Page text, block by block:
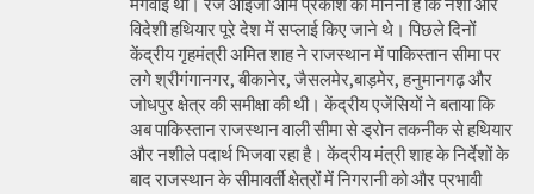
विदेशी हथियार पूरे देश में सप्लाई किए जाने थे। पिछले दिनों
केंद्रीय गृहमंत्री अमित शाह ने राजस्थान में पाकिस्तान सीमा पर
लगे श्रीगंगानगर, बीकानेर, जैसलमेर,बाड़मेर, हनुमानगढ़ और
जोधपुर क्षेत्र की समीक्षा की थी। केंद्रीय एजेंसियों ने बताया कि
अब पाकिस्तान राजस्थान वाली सीमा से ड्रोन तकनीक से हथियार
और नशीले पदार्थ भिजवा रहा है। केंद्रीय मंत्री शाह के निर्देशों के
बाद राजस्थान के सीमावर्ती क्षेत्रों में निगरानी को और प्रभावी